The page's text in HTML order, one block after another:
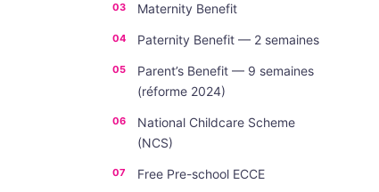
Maternity Benefit
Paternity Benefit — 2 semaines
Parent’s Benefit — 9 semaines
(réforme 2024)
National Childcare Scheme
(NCS)
Free Pre-school ECCE